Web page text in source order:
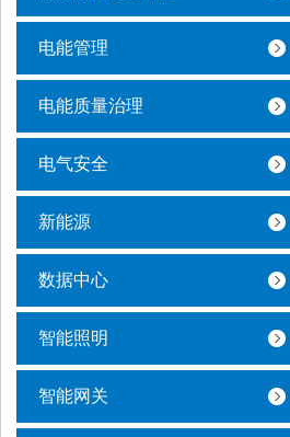
电能管理
电能质量治理
电气安全
新能源
数据中心
智能照明
智能网关